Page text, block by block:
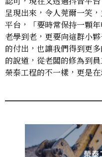
呈現出來，令人莞爾一笑
平台，「要時常保持一顆
老學到老，更要向這群小
的付出，也讓我們得到更
的說道，從老闆的修為到
榮泰工程的不一樣，更是